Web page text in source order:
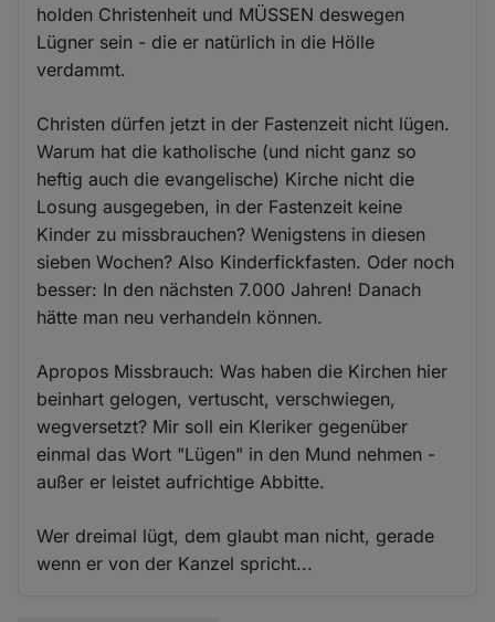
holden Christenheit und MÜSSEN deswegen
Lügner sein - die er natürlich in die Hölle
verdammt.
Christen dürfen jetzt in der Fastenzeit nicht lügen.
Warum hat die katholische (und nicht ganz so
heftig auch die evangelische) Kirche nicht die
Losung ausgegeben, in der Fastenzeit keine
Kinder zu missbrauchen? Wenigstens in diesen
sieben Wochen? Also Kinderfickfasten. Oder noch
besser: In den nächsten 7.000 Jahren! Danach
hätte man neu verhandeln können.
Apropos Missbrauch: Was haben die Kirchen hier
beinhart gelogen, vertuscht, verschwiegen,
wegversetzt? Mir soll ein Kleriker gegenüber
einmal das Wort "Lügen" in den Mund nehmen -
außer er leistet aufrichtige Abbitte.
Wer dreimal lügt, dem glaubt man nicht, gerade
wenn er von der Kanzel spricht...